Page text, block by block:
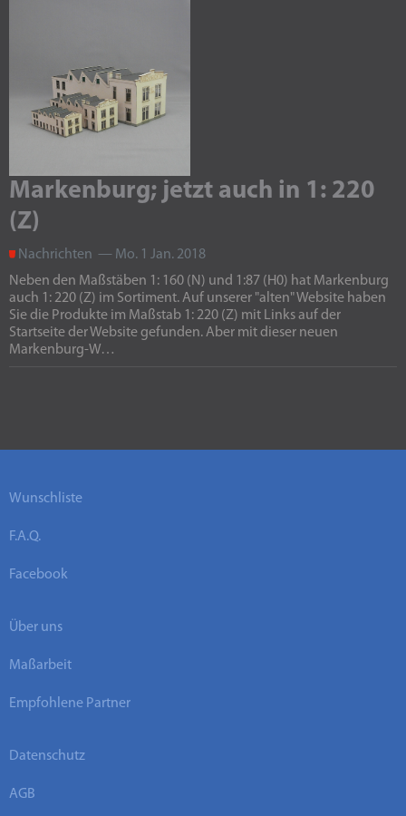
Markenburg; jetzt auch in 1: 220
(Z)
Nachrichten — Mo. 1 Jan. 2018
Neben den Maßstäben 1: 160 (N) und 1:87 (H0) hat Markenburg
auch 1: 220 (Z) im Sortiment. Auf unserer "alten" Website haben
Sie die Produkte im Maßstab 1: 220 (Z) mit Links auf der
Startseite der Website gefunden. Aber mit dieser neuen
Markenburg-W…
Wunschliste
F.A.Q.
Facebook
Über uns
Maßarbeit
Empfohlene Partner
Datenschutz
AGB